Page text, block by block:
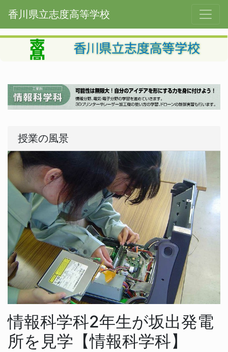
香川県立志度高等学校
授業の風景
情報科学科2年生が坂出発電
所を見学【情報科学科】